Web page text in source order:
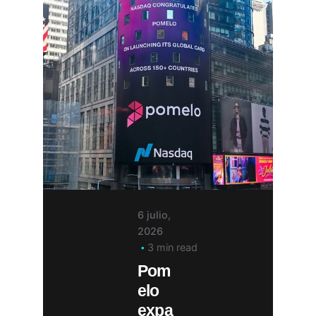
6 julio,
2026
3 min read
Pom
elo
expa